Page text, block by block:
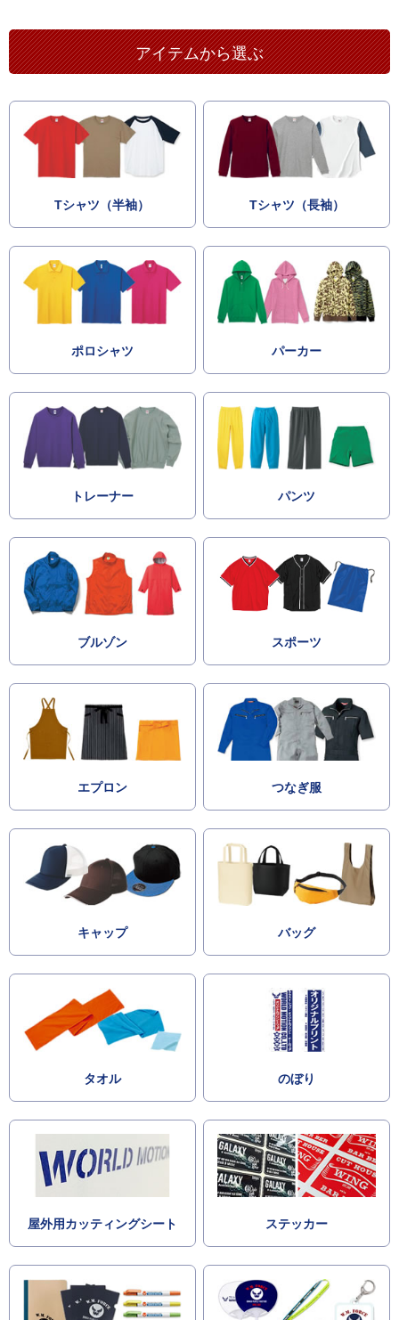
アイテムから選ぶ
Tシャツ（半袖） Tシャツ（長袖）
ポロシャツ パーカー
トレーナー パンツ
ブルゾン スポーツ
エプロン つなぎ服
キャップ バッグ
タオル のぼり
屋外用カッティングシート ステッカー